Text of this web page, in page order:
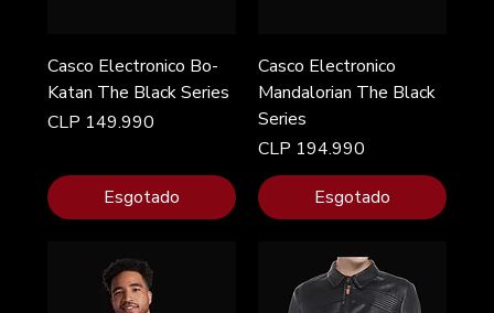
Casco Electronico Bo-
Katan The Black Series
Preço
CLP 149.990
Esgotado
Casco Electronico
Mandalorian The Black
Series
Preço
CLP 194.990
Esgotado